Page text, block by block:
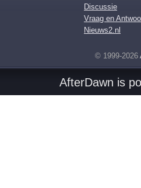
Discussie
Vraag en
Nieuws2.nl
© 1999-2026
AfterDawn is